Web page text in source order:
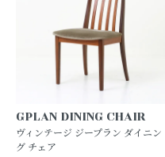
GPLAN DINING CHAIR
ヴィンテージ ジープラン ダイニン
グ チェア